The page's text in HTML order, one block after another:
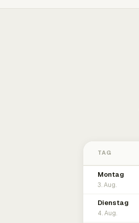
TAG
Montag
3. Aug.
Dienstag
4. Aug.